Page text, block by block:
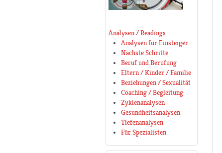
Analysen / Readings
Analysen für Einsteiger
Nächste Schritte
Beruf und Berufung
Eltern / Kinder / Familie
Beziehungen / Sexualität
Coaching / Begleitung
Zyklenanalysen
Gesundheitsanalysen
Tiefenanalysen
Für Spezialisten